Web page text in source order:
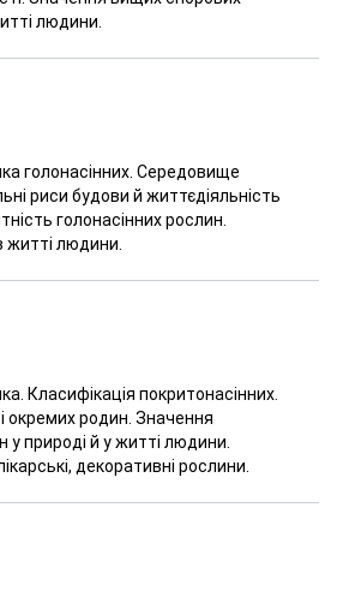
людини.
голонасінних. Середовище
риси будови й життєдіяльність
голонасінних рослин.
житті людини.
Класифiкація покритонасінних.
окремих родин. Значення
у природі й у житті людини.
декоративні рослини.